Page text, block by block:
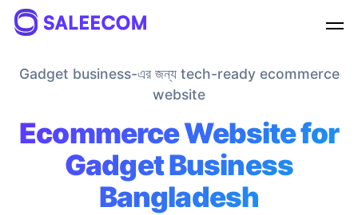
Gadget business-এর জন্য tech-ready ecommerce
website
Ecommerce Website for
Gadget Business
Bangladesh
লাইভ চ্যাটে আপনার সকল প্রশ্নের সমাধান পাবেন
ইনস্ট্যান্ট সাপোর্ট পেতে এখনই চ্যাট শুরু করুন, আমাদের টিম আপনার সাথে
সাথে চ্যাটে যুক্ত হবে।